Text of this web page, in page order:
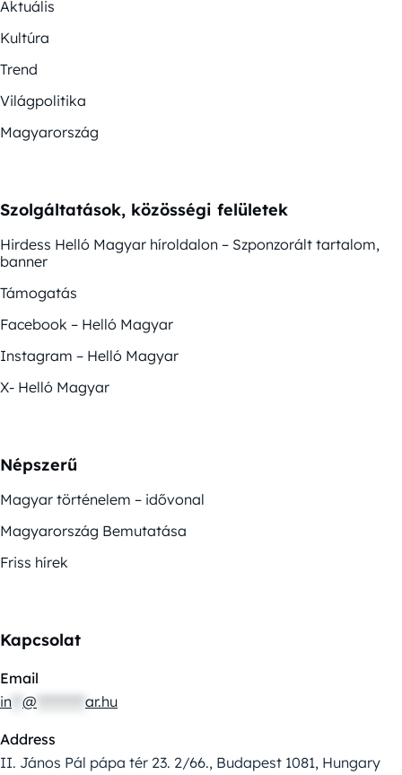
Aktuális
Kultúra
Trend
Világpolitika
Magyarország
Szolgáltatások, közösségi felületek
Hirdess Helló Magyar híroldalon – Szponzorált tartalom,
banner
Támogatás
Facebook – Helló Magyar
Instagram – Helló Magyar
X- Helló Magyar
Népszerű
Magyar történelem – idővonal
Magyarország Bemutatása
Friss hírek
Kapcsolat
Email
in @ ar.hu
Address
II. János Pál pápa tér 23. 2/66., Budapest 1081, Hungary